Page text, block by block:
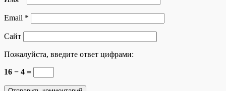
Email *
Сайт
Пожалуйста, введите ответ цифрами:
16 − 4 =